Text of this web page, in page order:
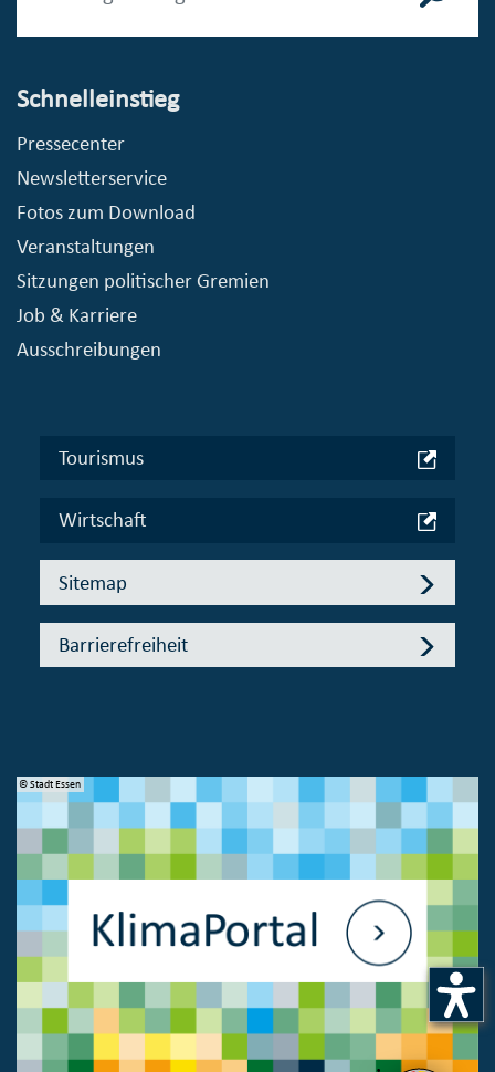
Schnelleinstieg
Pressecenter
Newsletterservice
Fotos zum Download
Veranstaltungen
Sitzungen politischer Gremien
Job & Karriere
Ausschreibungen
Tourismus
Wirtschaft
Sitemap
Barrierefreiheit
© Stadt Essen